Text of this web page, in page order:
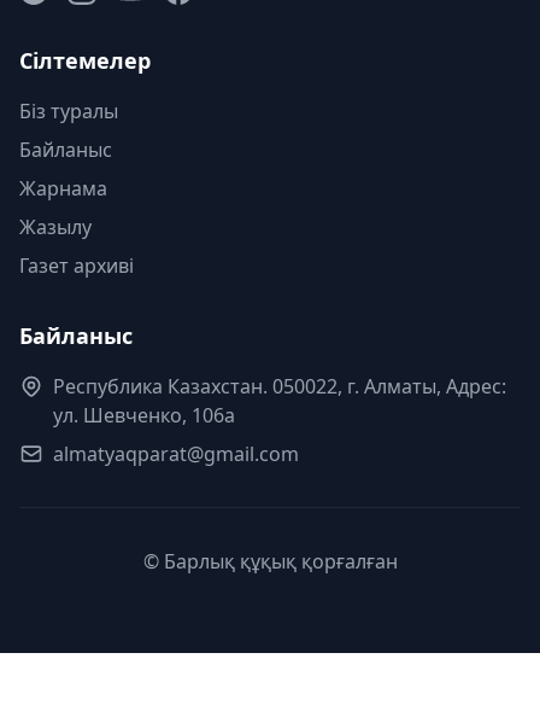
Сілтемелер
Біз туралы
Байланыс
Жарнама
Жазылу
Газет архиві
Байланыс
Республика Казахстан. 050022, г. Алматы, Адрес:
ул. Шевченко, 106а
almatyaqparat@gmail.com
© Барлық құқық қорғалған